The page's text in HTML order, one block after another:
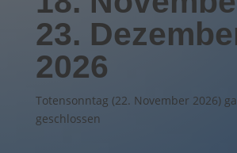
23.
2026
Totensonntag (22. November 2026)
geschlossen